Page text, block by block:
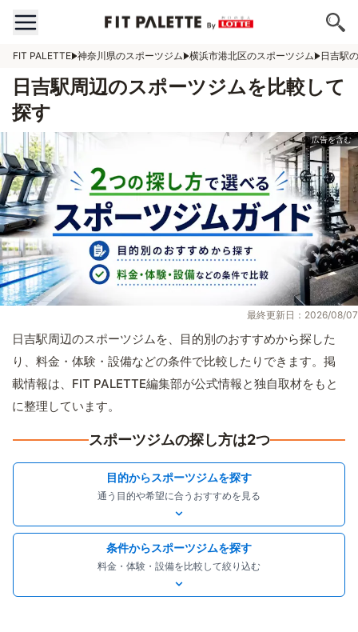
FIT PALETTE 神奈川県のスポーツジム 横浜市港北区のスポーツジム 日吉駅
日吉駅周辺のスポーツジムを比較して
探す
最終更新日：2026/08/07
日吉駅周辺のスポーツジムを、目的別のおすすめから探した
り、料金・体験・設備などの条件で比較したりできます。掲
載情報は、FIT PALETTE編集部が公式情報と独自取材をもと
に整理しています。
スポーツジムの探し方は2つ
目的からスポーツジムを探す
通う目的や希望に合うおすすめを見る
条件からスポーツジムを探す
料金・体験・設備を比較して絞り込む